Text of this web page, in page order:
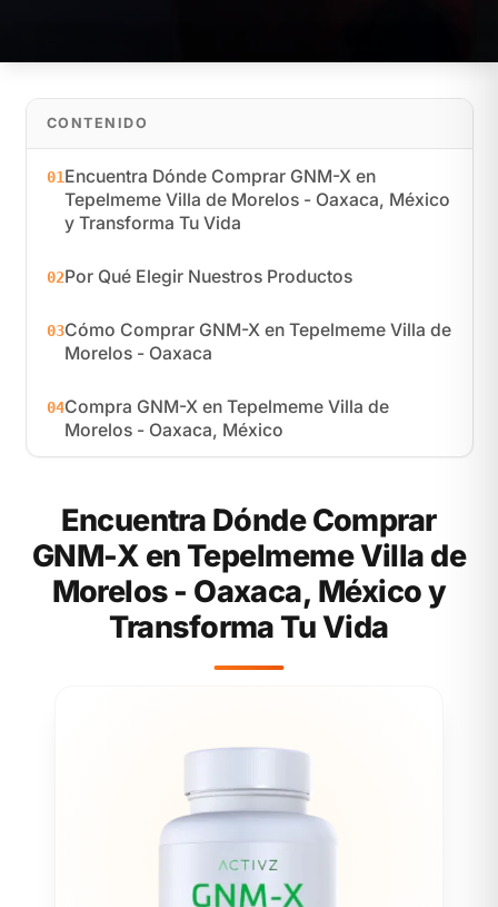
CONTENIDO
01Encuentra Dónde Comprar GNM-X en
Tepelmeme Villa de Morelos - Oaxaca, México
y Transforma Tu Vida
02Por Qué Elegir Nuestros Productos
03Cómo Comprar GNM-X en Tepelmeme Villa de
Morelos - Oaxaca
04Compra GNM-X en Tepelmeme Villa de
Morelos - Oaxaca, México
Encuentra Dónde Comprar
GNM-X en Tepelmeme Villa de
Morelos - Oaxaca, México y
Transforma Tu Vida